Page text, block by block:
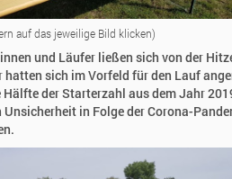
auf das jeweilige Bild klicken)
und Läufer ließen sich von der
hatten sich im Vorfeld für den Lauf
der Starterzahl aus dem Jahr
in Folge der Corona-